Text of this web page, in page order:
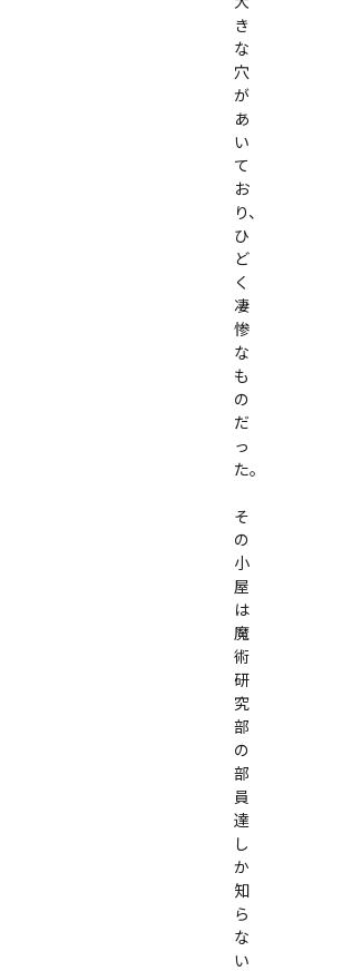
き
な
穴
が
あ
い
て
お
り、
ひ
ど
く
凄
惨
な
も
の
だ
っ
た。
そ
の
小
屋
は
魔
術
研
究
部
の
部
員
達
し
か
知
ら
な
い